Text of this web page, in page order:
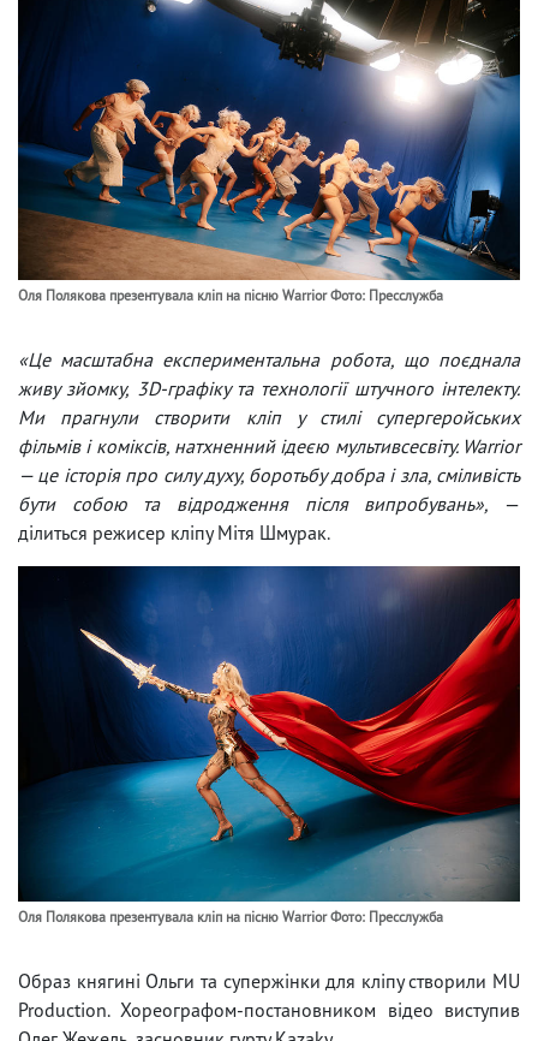
Оля Полякова презентувала кліп на пісню Warrior Фото: Пресслужба
«Це масштабна експериментальна робота, що поєднала
живу зйомку, 3D-графіку та технології штучного інтелекту.
Ми прагнули створити кліп у стилі супергеройських
фільмів і коміксів, натхненний ідеєю мультивсесвіту. Warrior
— це історія про силу духу, боротьбу добра і зла, сміливість
бути собою та відродження після випробувань», —
ділиться режисер кліпу Мітя Шмурак.
Оля Полякова презентувала кліп на пісню Warrior Фото: Пресслужба
Образ княгині Ольги та супержінки для кліпу створили MU
Production. Хореографом-постановником відео виступив